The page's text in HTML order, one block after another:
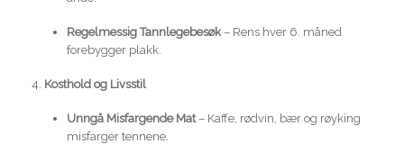
Regelmessig Tannlegebesøk– Rens hver 6. måned
forebygger plakk.
Kosthold og Livsstil
Unngå Misfargende Mat– Kaffe, rødvin, bær og røyking
misfarger tennene.